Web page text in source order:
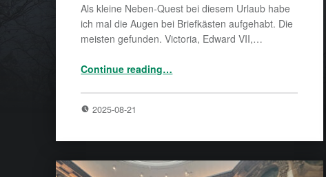
Als kleine Neben-Quest bei diesem Urlaub habe
ich mal die Augen bei Briefkästen aufgehabt. Die
meisten gefunden. Victoria, Edward VII,…
Continue reading…
2025-08-21